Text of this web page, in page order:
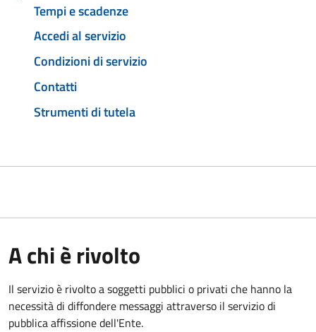
Tempi e scadenze
Accedi al servizio
Condizioni di servizio
Contatti
Strumenti di tutela
A chi è rivolto
Il servizio è rivolto a soggetti pubblici o privati che hanno la
necessità di diffondere messaggi attraverso il servizio di
pubblica affissione dell'Ente.